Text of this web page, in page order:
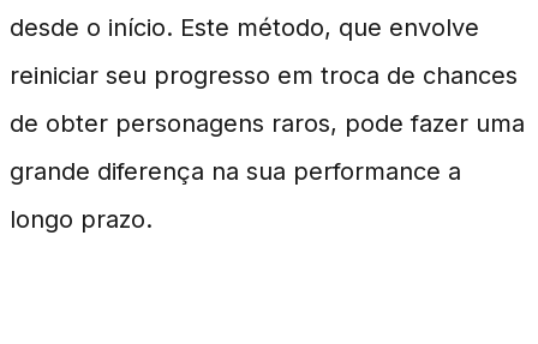
desde o início. Este método, que envolve
reiniciar seu progresso em troca de chances
de obter personagens raros, pode fazer uma
grande diferença na sua performance a
longo prazo.